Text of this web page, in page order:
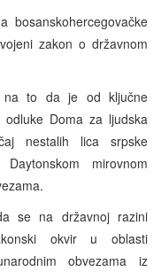
bosanskohercegovačke
zakon o državnom
na to da je od ključne
Doma za ljudska
nestalih lica srpske
mirovnom
se na državnoj razini
okvir u oblasti
obvezama iz